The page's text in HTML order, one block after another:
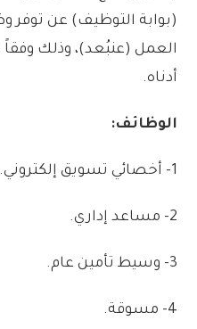
( بوابة التوظيف) عن توفر
العمل (عنبُعد)، وذلك وفقاً
أدناه.
الوظائف:
1- أخصائي تسويق إلكتروني.
2- مساعد إداري.
3- وسيط تأمين عام.
4- مسوقة.